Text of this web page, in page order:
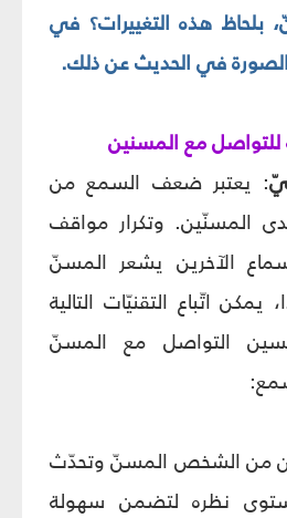
بلحاظ هذه التغييرات؟ في
في الحديث عن ذلك.
للتواصل مع المسنين
: يعتبر ضعف السمع من
المسنّين. وتكرار مواقف
الآخرين يشعر المسنّ
يمكن اتّباع التقنيّات التالية
التواصل مع المسنّ
من الشخص المسنّ وتحدّث
نظره لتضمن سهولة